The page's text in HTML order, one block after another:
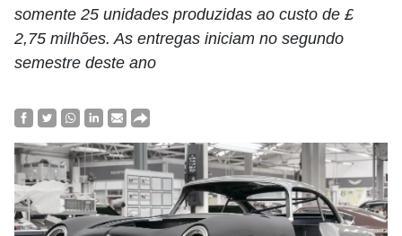
somente 25 unidades produzidas ao custo de £
2,75 milhões. As entregas iniciam no segundo
semestre deste ano